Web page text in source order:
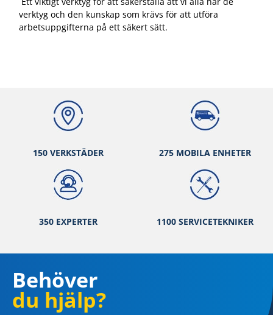
verktyg och den kunskap som krävs för att utföra
arbetsuppgifterna på ett säkert sätt.
150 VERKSTÄDER 275 MOBILA ENHETER
350 EXPERTER 1100 SERVICETEKNIKER
Behöver
du hjälp?